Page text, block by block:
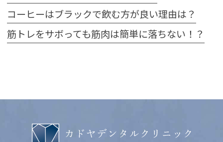
コーヒーはブラックで飲む方が良い理由は？
筋トレをサボっても筋肉は簡単に落ちない！？